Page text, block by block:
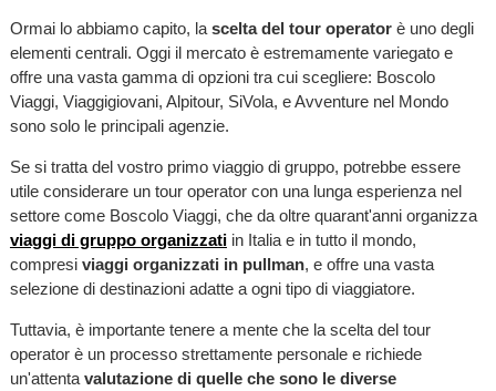
Ormai lo abbiamo capito, la scelta del tour operator è uno degli
elementi centrali. Oggi il mercato è estremamente variegato e
offre una vasta gamma di opzioni tra cui scegliere: Boscolo
Viaggi, Viaggigiovani, Alpitour, SiVola, e Avventure nel Mondo
sono solo le principali agenzie.
Se si tratta del vostro primo viaggio di gruppo, potrebbe essere
utile considerare un tour operator con una lunga esperienza nel
settore come Boscolo Viaggi, che da oltre quarant'anni organizza
viaggi di gruppo organizzatiin Italia e in tutto il mondo,
compresi viaggi organizzati in pullman, e offre una vasta
selezione di destinazioni adatte a ogni tipo di viaggiatore.
Tuttavia, è importante tenere a mente che la scelta del tour
operator è un processo strettamente personale e richiede
un'attenta valutazione di quelle che sono le diverse